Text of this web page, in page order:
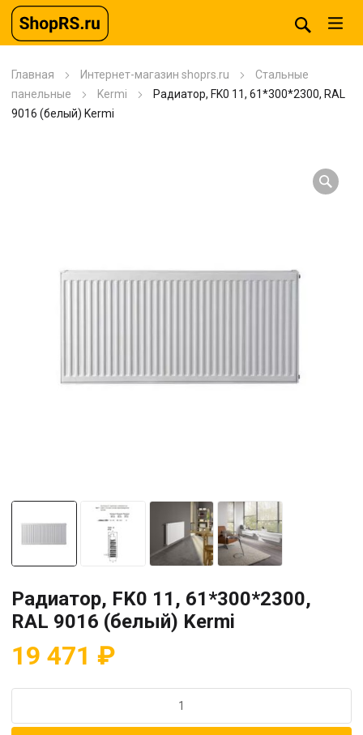
Главная Интернет-магазин shoprs.ru
Стальные
панельные
Kermi
Радиатор, FK0 11, 61*300*2300, RAL
9016 (белый) Kermi
Радиатор, FK0 11, 61*300*2300,
RAL 9016 (белый) Kermi
19 471 ₽
Радиатор,